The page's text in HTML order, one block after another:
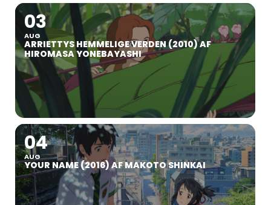
03
AUG
ARRIETTYS HEMMELIGE VERDEN (2010) AF
HIROMASA YONEBAYASHI
04
AUG
YOUR NAME (2016) AF MAKOTO SHINKAI